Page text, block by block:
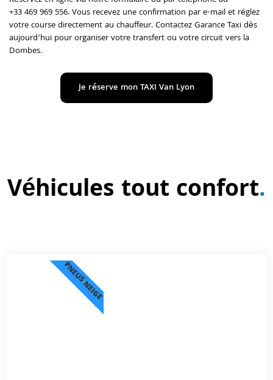
+33 469 969 556. Vous recevez une confirmation par e-mail et réglez
votre course directement au chauffeur. Contactez Garance Taxi dès
aujourd’hui pour organiser votre transfert ou votre circuit vers la
Dombes.
Je réserve mon TAXI Van Lyon
Véhicules tout confort.
PNEUS NEIGE